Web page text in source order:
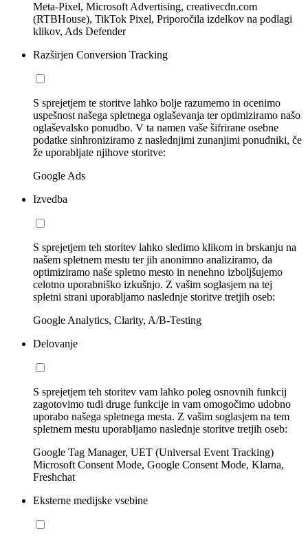
Meta-Pixel, Microsoft Advertising, creativecdn.com
(RTBHouse), TikTok Pixel, Priporočila izdelkov na podlagi
klikov, Ads Defender
Razširjen Conversion Tracking
S sprejetjem te storitve lahko bolje razumemo in ocenimo
uspešnost našega spletnega oglaševanja ter optimiziramo našo
oglaševalsko ponudbo. V ta namen vaše šifrirane osebne
podatke sinhroniziramo z naslednjimi zunanjimi ponudniki, če
že uporabljate njihove storitve:
Google Ads
Izvedba
S sprejetjem teh storitev lahko sledimo klikom in brskanju na
našem spletnem mestu ter jih anonimno analiziramo, da
optimiziramo naše spletno mesto in nenehno izboljšujemo
celotno uporabniško izkušnjo. Z vašim soglasjem na tej
spletni strani uporabljamo naslednje storitve tretjih oseb:
Google Analytics, Clarity, A/B-Testing
Delovanje
S sprejetjem teh storitev vam lahko poleg osnovnih funkcij
zagotovimo tudi druge funkcije in vam omogočimo udobno
uporabo našega spletnega mesta. Z vašim soglasjem na tem
spletnem mestu uporabljamo naslednje storitve tretjih oseb:
Google Tag Manager, UET (Universal Event Tracking)
Microsoft Consent Mode, Google Consent Mode, Klarna,
Freshchat
Eksterne medijske vsebine